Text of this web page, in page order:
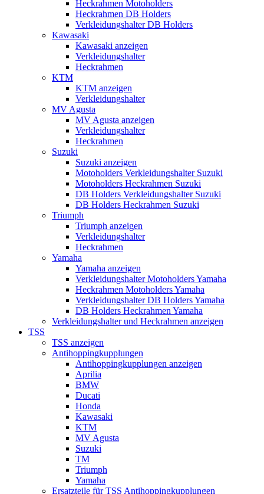
Heckrahmen Motoholders
Heckrahmen DB Holders
Verkleidungshalter DB Holders
Kawasaki
Kawasaki anzeigen
Verkleidungshalter
Heckrahmen
KTM
KTM anzeigen
Verkleidungshalter
MV Agusta
MV Agusta anzeigen
Verkleidungshalter
Heckrahmen
Suzuki
Suzuki anzeigen
Motoholders Verkleidungshalter Suzuki
Motoholders Heckrahmen Suzuki
DB Holders Verkleidungshalter Suzuki
DB Holders Heckrahmen Suzuki
Triumph
Triumph anzeigen
Verkleidungshalter
Heckrahmen
Yamaha
Yamaha anzeigen
Verkleidungshalter Motoholders Yamaha
Heckrahmen Motoholders Yamaha
Verkleidungshalter DB Holders Yamaha
DB Holders Heckrahmen Yamaha
Verkleidungshalter und Heckrahmen anzeigen
TSS
TSS anzeigen
Antihoppingkupplungen
Antihoppingkupplungen anzeigen
Aprilia
BMW
Ducati
Honda
Kawasaki
KTM
MV Agusta
Suzuki
TM
Triumph
Yamaha
Ersatzteile für TSS Antihoppingkupplungen